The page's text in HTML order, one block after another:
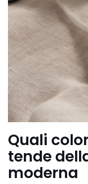
Quali
tende
moderna